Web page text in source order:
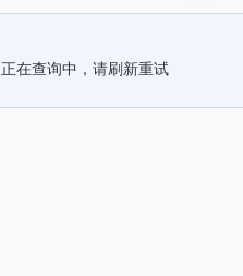
正在查询中，请刷新重试